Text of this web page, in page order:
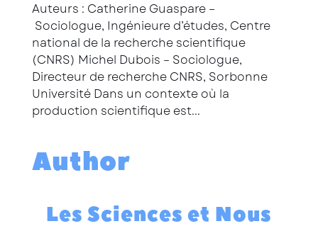
Auteurs : Catherine Guaspare –
Sociologue, Ingénieure d’études, Centre
national de la recherche scientifique
(CNRS) Michel Dubois – Sociologue,
Directeur de recherche CNRS, Sorbonne
Université Dans un contexte où la
production scientifique est...
Author
Les Sciences et Nous